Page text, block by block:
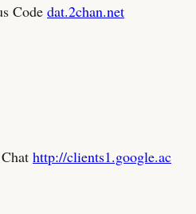
Code dat.2chan.net
http://clients1.google.ac